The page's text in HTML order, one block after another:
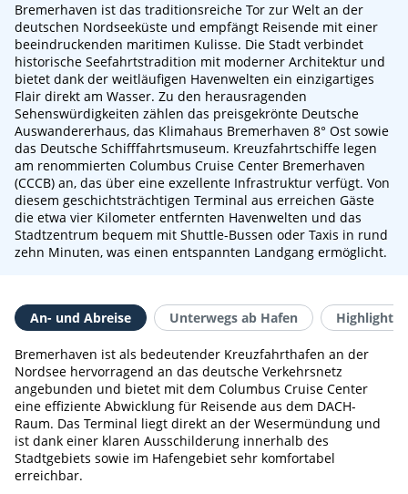
Bremerhaven ist das traditionsreiche Tor zur Welt an der
deutschen Nordseeküste und empfängt Reisende mit einer
beeindruckenden maritimen Kulisse. Die Stadt verbindet
historische Seefahrtstradition mit moderner Architektur und
bietet dank der weitläufigen Havenwelten ein einzigartiges
Flair direkt am Wasser. Zu den herausragenden
Sehenswürdigkeiten zählen das preisgekrönte Deutsche
Auswandererhaus, das Klimahaus Bremerhaven 8° Ost sowie
das Deutsche Schifffahrtsmuseum. Kreuzfahrtschiffe legen
am renommierten Columbus Cruise Center Bremerhaven
(CCCB) an, das über eine exzellente Infrastruktur verfügt. Von
diesem geschichtsträchtigen Terminal aus erreichen Gäste
die etwa vier Kilometer entfernten Havenwelten und das
Stadtzentrum bequem mit Shuttle-Bussen oder Taxis in rund
zehn Minuten, was einen entspannten Landgang ermöglicht.
An- und Abreise Unterwegs ab Hafen Highlights
Bremerhaven ist als bedeutender Kreuzfahrthafen an der
Nordsee hervorragend an das deutsche Verkehrsnetz
angebunden und bietet mit dem Columbus Cruise Center
eine effiziente Abwicklung für Reisende aus dem DACH-
Raum. Das Terminal liegt direkt an der Wesermündung und
ist dank einer klaren Ausschilderung innerhalb des
Stadtgebiets sowie im Hafengebiet sehr komfortabel
erreichbar.